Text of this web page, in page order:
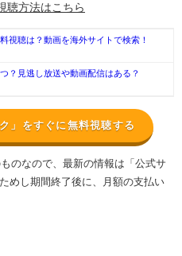
聴方法はこちら
視聴は？動画を海外サイトで検索！
？見逃し放送や動画配信はある？
」をすぐに無料視聴する
のなので、最新の情報は「公式サ
めし期間終了後に、月額の支払い